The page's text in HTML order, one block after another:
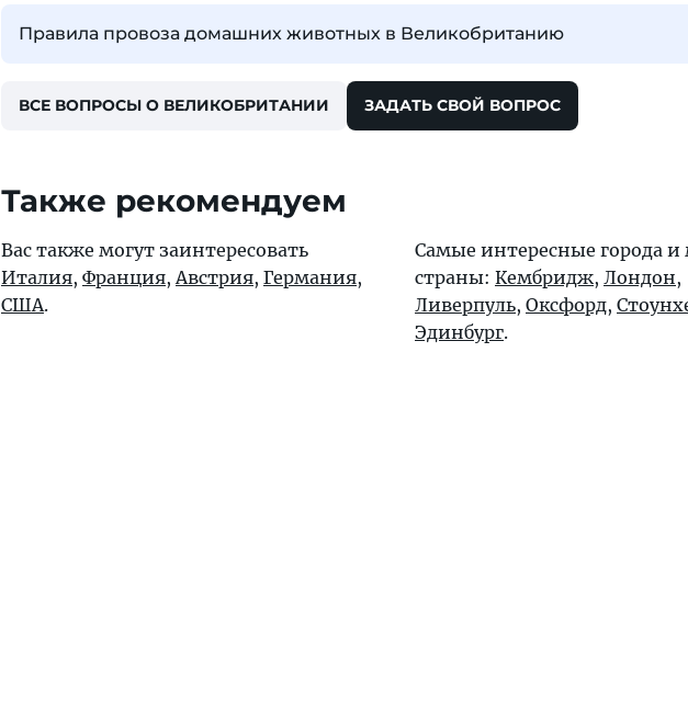
Правила провоза домашних животных в Великобританию
ВСЕ ВОПРОСЫ О ВЕЛИКОБРИТАНИИ ЗАДАТЬ СВОЙ ВОПРОС
Также рекомендуем
Вас также могут заинтересовать
Италия, Франция,Австрия, Германия,
США.
Самые интересные города и
страны: Кембридж, Лондон,
Ливерпуль, Оксфорд,
Эдинбург.